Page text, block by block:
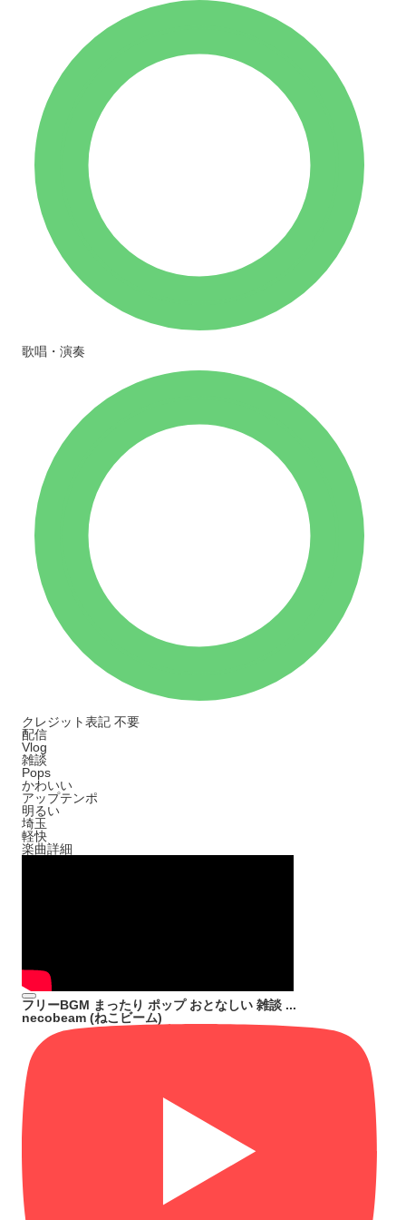
歌唱・演奏
クレジット表記 不要
配信
Vlog
雑談
Pops
かわいい
アップテンポ
明るい
埼玉
軽快
楽曲詳細
フリーBGM まったり ポップ おとなしい 雑談 ...
necobeam (ねこビーム)